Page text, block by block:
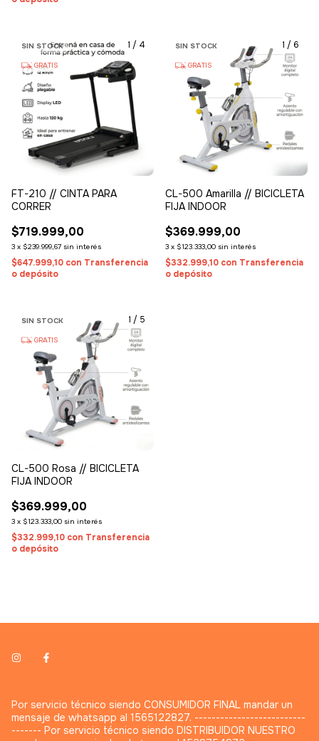
1 / 4
SIN STOCK
GRATIS
FT-210 // CINTA PARA
CORRER
$719.999,00
3 x $239.999,67 sin interés
$647.999,10 con Transferencia
o depósito
1 / 6
SIN STOCK
GRATIS
CL-500 Amarilla // BICICLETA
FIJA INDOOR
$369.999,00
3 x $123.333,00 sin interés
$332.999,10 con Transferencia
o depósito
1 / 5
SIN STOCK
GRATIS
CL-500 Rosa // BICICLETA
FIJA INDOOR
$369.999,00
3 x $123.333,00 sin interés
$332.999,10 con Transferencia
o depósito
Por servicio técnico siendo CONSUMIDOR FINAL mandar un
mensaje de whatsapp al 1565122827. --------------------------
------- Por servicio técnico siendo DISTRIBUIDOR NUESTRO